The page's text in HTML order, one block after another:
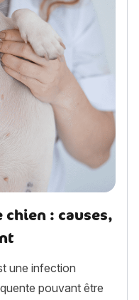
: causes,
une infection
pouvant être